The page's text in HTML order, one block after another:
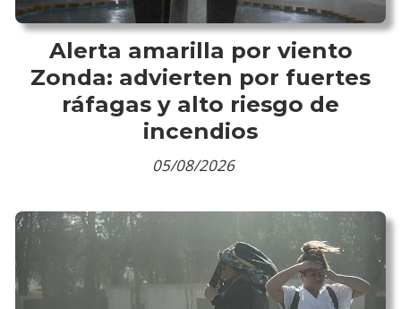
Alerta amarilla por viento
Zonda: advierten por fuertes
ráfagas y alto riesgo de
incendios
05/08/2026